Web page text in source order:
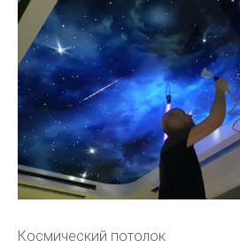
Космический потолок